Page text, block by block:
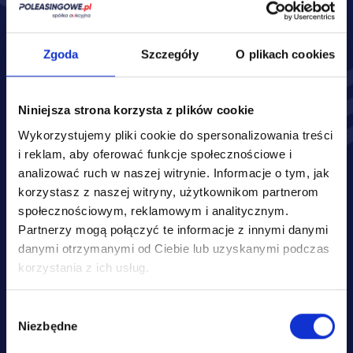
Zgoda Szczegóły O plikach cookies
Niniejsza strona korzysta z plików cookie
Wykorzystujemy pliki cookie do spersonalizowania treści
i reklam, aby oferować funkcje społecznościowe i
analizować ruch w naszej witrynie. Informacje o tym, jak
korzystasz z naszej witryny, użytkownikom partnerom
społecznościowym, reklamowym i analitycznym.
Partnerzy mogą połączyć te informacje z innymi danymi
danymi otrzymanymi od Ciebie lub uzyskanymi podczas
korzystania z ich usług.
zgody
Niezbędne
Zakres ubezpieczenia:*
OC
Assistance NNW
Auto szyby GAO
Inne
Podane przez Ciebie danych osobowych jest dobrowolne, stanowi
jednak warunek sporządzenia oraz przedstawienia Ci oferty